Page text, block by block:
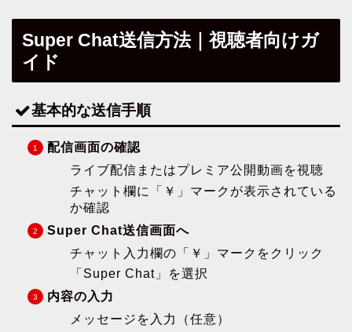
Super Chat送信方法｜視聴者向けガ
イド
基本的な送信手順
配信画面の確認
ライブ配信またはプレミア公開動画を視聴
チャット欄に「￥」マークが表示されている
か確認
Super Chat送信画面へ
チャット入力欄の「￥」マークをクリック
「Super Chat」を選択
内容の入力
メッセージを入力（任意）